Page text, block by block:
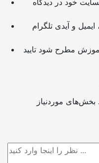
مطرح شود تایید
بخش‌های موردنیاز